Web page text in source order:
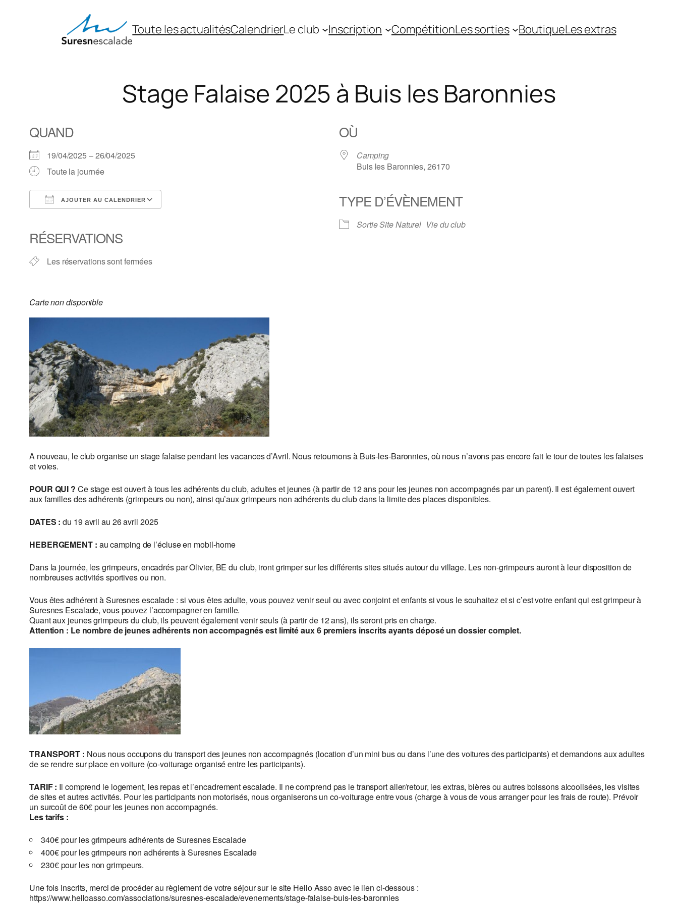
Toute les actualitésCalendrierLe club Inscription CompétitionLes sorties BoutiqueLes extras
Stage Falaise 2025 à Buis les Baronnies
QUAND
19/04/2025 – 26/04/2025
Toute la journée
AJOUTER AU CALENDRIER
RÉSERVATIONS
Les réservations sont fermées
OÙ
Camping
Buis les Baronnies, 26170
TYPE D’ÉVÈNEMENT
Sortie Site Naturel Vie du club
Carte non disponible
A nouveau, le club organise un stage falaise pendant les vacances d’Avril. Nous retournons à Buis-les-Baronnies, où nous n’avons pas encore fait le tour de toutes les falaises
et voies.
POUR QUI ? Ce stage est ouvert à tous les adhérents du club, adultes et jeunes (à partir de 12 ans pour les jeunes non accompagnés par un parent). Il est également ouvert
aux familles des adhérents (grimpeurs ou non), ainsi qu’aux grimpeurs non adhérents du club dans la limite des places disponibles.
DATES : du 19 avril au 26 avril 2025
HEBERGEMENT : au camping de l’écluse en mobil-home
Dans la journée, les grimpeurs, encadrés par Olivier, BE du club, iront grimper sur les différents sites situés autour du village. Les non-grimpeurs auront à leur disposition de
nombreuses activités sportives ou non.
Vous êtes adhérent à Suresnes escalade : si vous êtes adulte, vous pouvez venir seul ou avec conjoint et enfants si vous le souhaitez et si c’est votre enfant qui est grimpeur à
Suresnes Escalade, vous pouvez l’accompagner en famille.
Quant aux jeunes grimpeurs du club, ils peuvent également venir seuls (à partir de 12 ans), ils seront pris en charge.
Attention : Le nombre de jeunes adhérents non accompagnés est limité aux 6 premiers inscrits ayants déposé un dossier complet.
TRANSPORT : Nous nous occupons du transport des jeunes non accompagnés (location d’un mini bus ou dans l’une des voitures des participants) et demandons aux adultes
de se rendre sur place en voiture (co-voiturage organisé entre les participants).
TARIF : Il comprend le logement, les repas et l’encadrement escalade. Il ne comprend pas le transport aller/retour, les extras, bières ou autres boissons alcoolisées, les visites
de sites et autres activités. Pour les participants non motorisés, nous organiserons un co-voiturage entre vous (charge à vous de vous arranger pour les frais de route). Prévoir
un surcoût de 60€ pour les jeunes non accompagnés.
Les tarifs :
340€ pour les grimpeurs adhérents de Suresnes Escalade
400€ pour les grimpeurs non adhérents à Suresnes Escalade
230€ pour les non grimpeurs.
Une fois inscrits, merci de procéder au règlement de votre séjour sur le site Hello Asso avec le lien ci-dessous :
https://www.helloasso.com/associations/suresnes-escalade/evenements/stage-falaise-buis-les-baronnies